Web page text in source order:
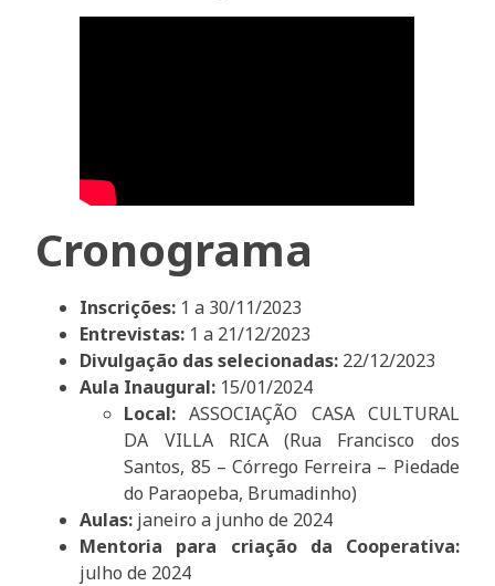
Cronograma
Inscrições: 1 a 30/11/2023
Entrevistas: 1 a 21/12/2023
Divulgação das selecionadas: 22/12/2023
Aula Inaugural: 15/01/2024
Local: ASSOCIAÇÃO CASA CULTURAL
DA VILLA RICA (Rua Francisco dos
Santos, 85 – Córrego Ferreira – Piedade
do Paraopeba, Brumadinho)
Aulas: janeiro a junho de 2024
Mentoria para criação da Cooperativa:
julho de 2024